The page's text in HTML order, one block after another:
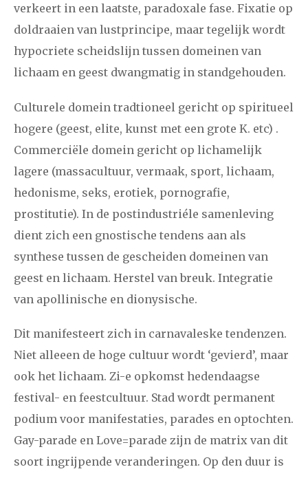
verkeert in een laatste, paradoxale fase. Fixatie op
doldraaien van lustprincipe, maar tegelijk wordt
hypocriete scheidslijn tussen domeinen van
lichaam en geest dwangmatig in standgehouden.
Culturele domein tradtioneel gericht op spiritueel
hogere (geest, elite, kunst met een grote K. etc) .
Commerciële domein gericht op lichamelijk
lagere (massacultuur, vermaak, sport, lichaam,
hedonisme, seks, erotiek, pornografie,
prostitutie). In de postindustriéle samenleving
dient zich een gnostische tendens aan als
synthese tussen de gescheiden domeinen van
geest en lichaam. Herstel van breuk. Integratie
van apollinische en dionysische.
Dit manifesteert zich in carnavaleske tendenzen.
Niet alleeen de hoge cultuur wordt ‘gevierd’, maar
ook het lichaam. Zi-e opkomst hedendaagse
festival- en feestcultuur. Stad wordt permanent
podium voor manifestaties, parades en optochten.
Gay-parade en Love=parade zijn de matrix van dit
soort ingrijpende veranderingen. Op den duur is